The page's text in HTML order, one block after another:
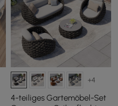
+4
4-teiliges Gartemöbel-Set